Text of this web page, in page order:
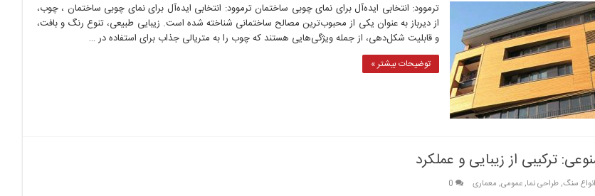
ترموود: انتخابی ایده‌آل برای نمای چوبی ساختمان ترموود: انتخابی ایده‌آل برای نمای چوبی ساختمان ، چوب،
از دیرباز به عنوان یکی از محبوب‌ترین مصالح ساختمانی شناخته شده است. زیبایی طبیعی، تنوع رنگ و بافت،
و قابلیت شکل‌دهی، از جمله ویژگی‌هایی هستند که چوب را به متریالی جذاب برای استفاده در …
توضیحات بیشتر »
ترکیبی از زیبایی و عملکرد
انواع سنگ,طراحی نما,عمومی, معماری 0